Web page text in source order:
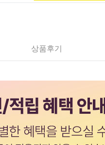
상품후기